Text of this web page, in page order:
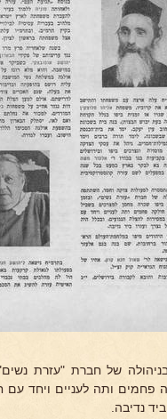
של חברת "עזרת
פחמים ותה לעניים ויחד עם
נדיבה.